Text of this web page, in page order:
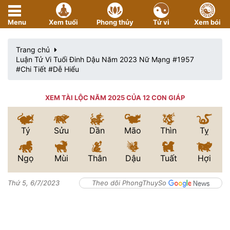
Menu Xem tuổi Phong thủy Tử vi Xem bói
Trang chủ
Luận Tử Vi Tuổi Đinh Dậu Năm 2023 Nữ Mạng #1957
#Chi Tiết #Dễ Hiểu
XEM TÀI LỘC NĂM 2025 CỦA 12 CON GIÁP
Tý Sửu Dần Mão Thìn Tỵ
Ngọ Mùi Thân Dậu Tuất Hợi
Thứ 5, 6/7/2023 Theo dõi PhongThuySo